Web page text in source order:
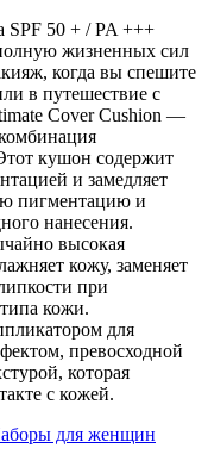
SPF 50 + / PA +++
жизненных сил
когда вы спешите
в путешествие с
Cover Cushion —
кушон содержит
и замедляет
пигментацию и
нанесения.
высокая
кожу, заменяет
при
кожи.
для
превосходной
которая
с кожей.
для женщин